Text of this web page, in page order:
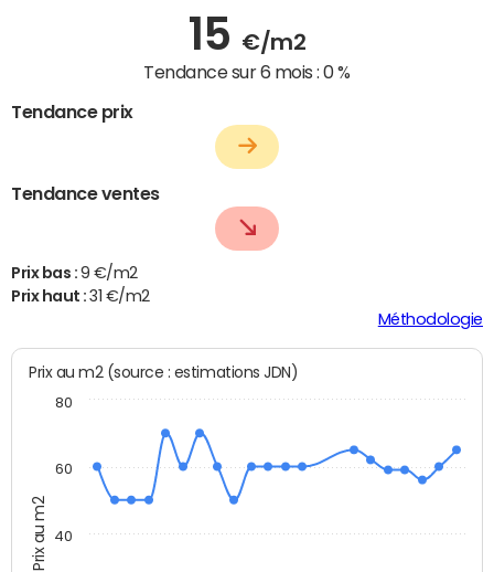
15 €/m2
Tendance sur 6 mois :0 %
Tendance prix
Tendance ventes
Prix bas : 9 €/m2
Prix haut :31 €/m2
Méthodologie
Prix au m2
Prix au m2 (source : estimations JDN)
40
60
80